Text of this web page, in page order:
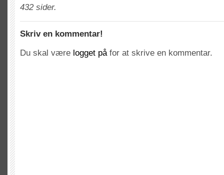
432 sider.
Skriv en kommentar!
Du skal være logget påfor at skrive en kommentar.